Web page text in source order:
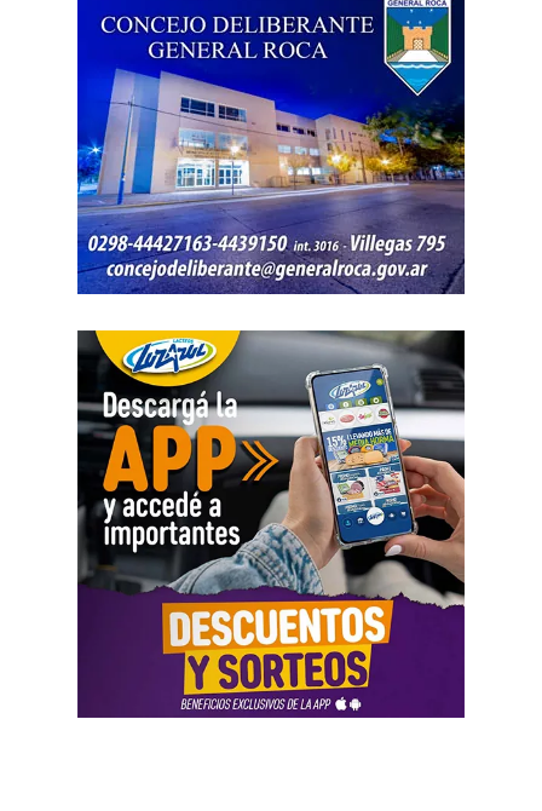
denunciado como robado
Posteriormente, el inmueble fue preservado para la
intervención del Gabinete de Criminalística, que realizó
las pericias correspondientes. Otros elementos
encontrados quedaron bajo resguardo para determinar su
procedencia.
Por disposición de la Fiscalía de turno, ambos hombres
permanecen detenidos en el marco de una causa por